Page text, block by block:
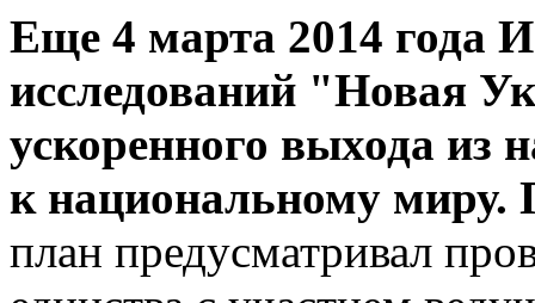
Еще 4 марта 2014 года
исследований "Новая
ускоренного выхода из
к национальному миру.
план предусматривал